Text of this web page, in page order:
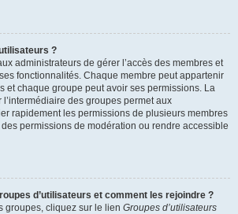
?
administrateurs de gérer l’accès des membres et
fonctionnalités. Chaque membre peut appartenir
et chaque groupe peut avoir ses permissions. La
des groupes permet aux
rapidement les permissions de plusieurs membres
permissions de modération ou rendre accessible
d’utilisateurs et comment les rejoindre ?
groupes, cliquez sur le lien Groupes d’utilisateurs